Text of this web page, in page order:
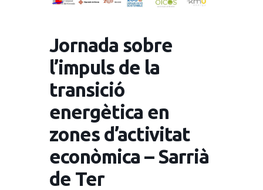
Jornada sobre
l’impuls de la
transició
energètica en
zones d’activitat
econòmica – Sarrià
de Ter